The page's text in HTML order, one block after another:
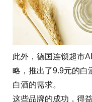
此外，德国连锁超市
略，推出了9.9元的白
白酒的需求。
这些品牌的成功，得